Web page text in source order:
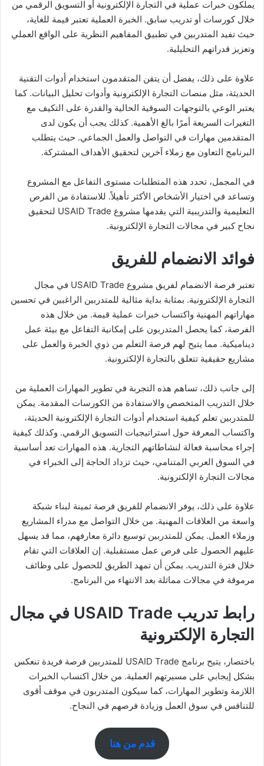
يملكون خبرات عملية في التجارة الإلكترونية أو التسويق الرقمي من
خلال كورسات أو تدريب سابق. الخبرة العملية تعتبر قيمة للغاية،
حيث تفيد المتدربين في تطبيق المفاهيم النظرية على الواقع العملي
وتعزيز قدراتهم التحليلية.
علاوة على ذلك، يفضل أن يتقن المتقدمون استخدام أدوات التقنية
الحديثة، مثل منصات التجارة الإلكترونية وأدوات تحليل البيانات. كما
يعتبر الوعي بالتوجهات السوقية الحالية والقدرة على التكيف مع
التغيرات السريعة أمرًا بالغ الأهمية. كذلك يجب أن يكون لدى
المتقدمين مهارات في التواصل والعمل الجماعي. حيث يتطلب
البرنامج التعاون مع زملاء آخرين لتحقيق الأهداف المشتركة.
في المجمل، تحدد هذه المتطلبات مستوى التفاعل مع المشروع
وتساعد في اختيار الأشخاص الأكثر تأهيلاً. للاستفادة من الفرص
التعليمية والتدريبية التي يقدمها مشروع USAID Trade لتحقيق
نجاح كبير في مجالات التجارة الإلكترونية.
فوائد الانضمام للفريق
تعتبر فرصة الانضمام لفريق مشروع USAID Trade في مجال
التجارة الإلكترونية. بمثابة بداية مثالية للمتدربين الراغبين في تحسين
مهاراتهم المهنية واكتساب خبرات عملية قيمة. من خلال هذه
الفرصة، كما يحصل المتدربون على إمكانية التفاعل مع بيئة عمل
ديناميكية. مما يتيح لهم فرصة التعلم من ذوي الخبرة والعمل على
مشاريع حقيقية تتعلق بالتجارة الإلكترونية.
إلى جانب ذلك، تساهم هذه التجربة في تطوير المهارات العملية من
خلال التدريب المتخصص والاستفادة من الكورسات المقدمة. يمكن
للمتدربين تعلم كيفية استخدام أدوات التجارة الإلكترونية الحديثة،
واكتساب المعرفة حول استراتيجيات التسويق الرقمي. وكذلك كيفية
إجراء محاسبة فعالة لنشاطاتهم التجارية. هذه المهارات تعد أساسية
في السوق العربي المتنامي، حيث تزداد الحاجة إلى الخبراء في
مجالات التجارة الإلكترونية.
علاوة على ذلك، يوفر الانضمام للفريق فرصة ثمينة لبناء شبكة
واسعة من العلاقات المهنية. من خلال التواصل مع مدراء المشاريع
وزملاء العمل. يمكن للمتدربين توسيع دائرة معارفهم، مما قد يسهل
عليهم الحصول على فرص عمل مستقبلية. إن العلاقات التي تقام
خلال فترة التدريب. يمكن أن تمهد الطريق للحصول على وظائف
مرموقة في مجالات مماثلة بعد الانتهاء من البرنامج.
رابط تدريب USAID Trade في مجال
التجارة الإلكترونية
باختصار، يتيح برنامج USAID Trade للمتدربين فرصة فريدة تنعكس
بشكل إيجابي على مسيرتهم العملية. من خلال اكتساب الخبرات
اللازمة وتطوير المهارات، كما سيكون المتدربون في موقف أقوى
للتنافس في سوق العمل وزيادة فرصهم في النجاح.
قدم من هنا